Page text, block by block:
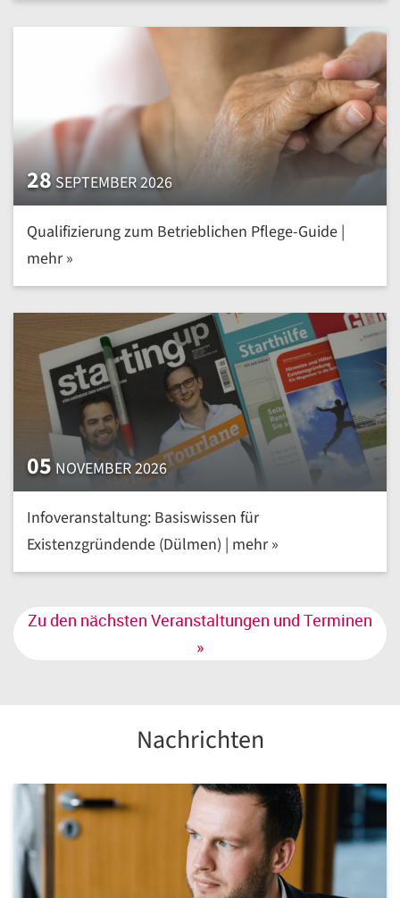
28SEPTEMBER 2026
Qualifizierung zum Betrieblichen Pflege-Guide |
mehr »
05 NOVEMBER 2026
Infoveranstaltung: Basiswissen für
Existenzgründende (Dülmen) | mehr »
Zu den nächsten Veranstaltungen und Terminen
»
Nachrichten